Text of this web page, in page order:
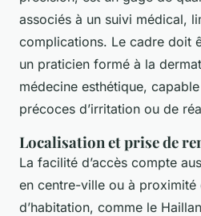
associés à un suivi médical,
complications. Le cadre doit
un praticien formé à la
médecine esthétique,
précoces d’irritation ou de
Localisation et prise de
La facilité d’accès compte
en centre-ville ou à proximité
d’habitation, comme le